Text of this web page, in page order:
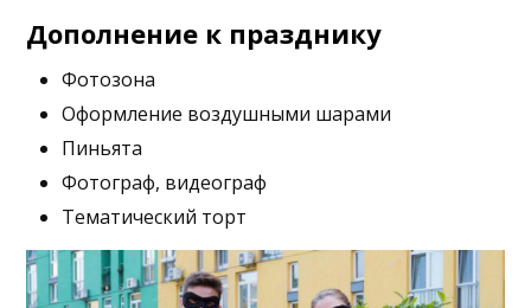
Дополнение к празднику
Фотозона
Оформление воздушными шарами
Пиньята
Фотограф, видеограф
Тематический торт